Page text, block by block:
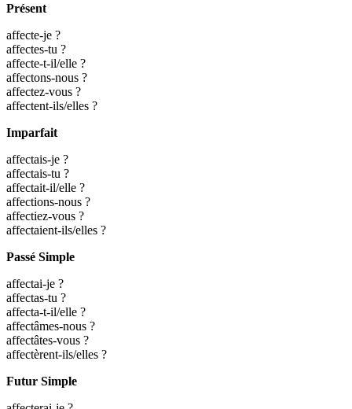
Présent
affecte-je ?
affectes-tu ?
affecte-t-il/elle ?
affectons-nous ?
affectez-vous ?
affectent-ils/elles ?
Imparfait
affectais-je ?
affectais-tu ?
affectait-il/elle ?
affections-nous ?
affectiez-vous ?
affectaient-ils/elles ?
Passé Simple
affectai-je ?
affectas-tu ?
affecta-t-il/elle ?
affectâmes-nous ?
affectâtes-vous ?
affectèrent-ils/elles ?
Futur Simple